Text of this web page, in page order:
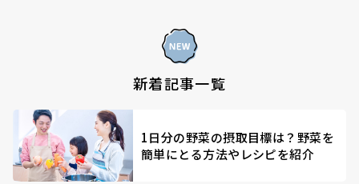
新着記事一覧
1日分の野菜の摂取目標は？野菜を
簡単にとる方法やレシピを紹介